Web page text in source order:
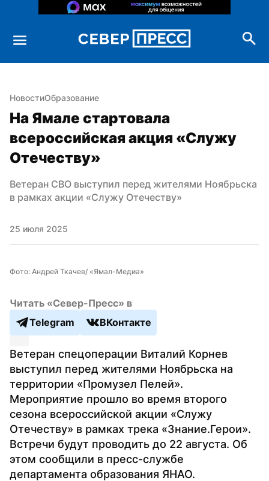
НовостиОбразование
На Ямале стартовала
всероссийская акция «Служу
Отечеству»
Ветеран СВО выступил перед жителями Ноябрьска
в рамках акции «Служу Отечеству»
25 июля 2025
Фото: Андрей Ткачев/ «Ямал-Медиа»
Читать «Север-Пресс» в
Telegram
ВКонтакте
Ветеран спецоперации Виталий Корнев
выступил перед жителями Ноябрьска на
территории «Промузел Пелей».
Мероприятие прошло во время второго
сезона всероссийской акции «Служу
Отечеству» в рамках трека «Знание.Герои».
Встречи будут проводить до 22 августа. Об
этом сообщили в пресс-службе
департамента образования ЯНАО.